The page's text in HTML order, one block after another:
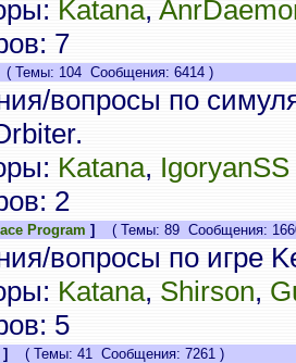
Katana,
7
Темы: 104 Сообщения: 6414 )
вопросы по
Katana, IgoryanSS
2
Program ] ( Темы: 89 Сообщения:
вопросы по игре
Katana, Shirson,
5
] ( Темы: 41 Сообщения: 7261 )